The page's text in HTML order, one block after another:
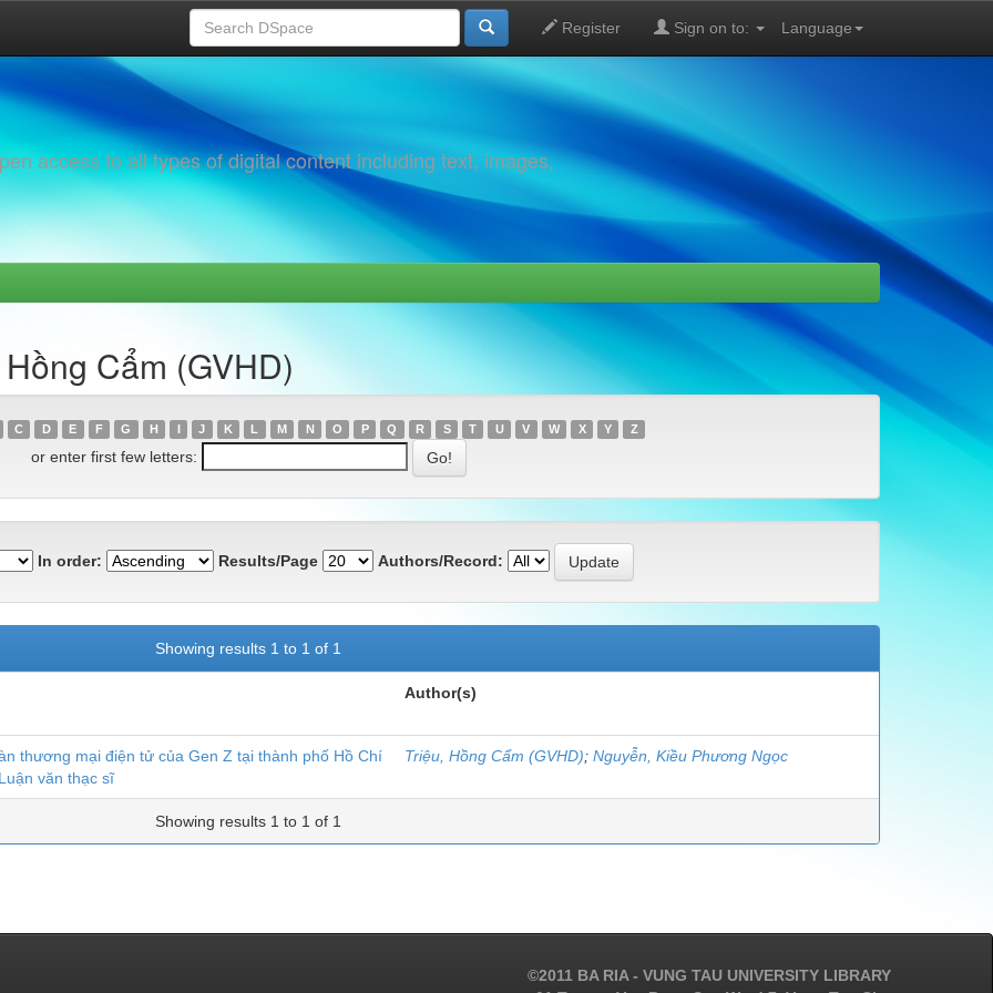
Language
Register Sign on to:
access to all types of digital content including text, images,
Cẩm (GVHD)
C D E F G H I J K L M N O P Q R S T U V W X Y Z
or enter first few letters:
In order: Results/Page Authors/Record:
Showing results 1 to 1 of 1
Author(s)
thương mại điện tử của Gen Z tại thành phố Hồ Chí
văn thạc sĩ
Triệu, Hồng Cẩm (GVHD); Nguyễn, Kiều Phương Ngọc
Showing results 1 to 1 of 1
©2011 BA RIA - VUNG TAU UNIVERSITY LIBRARY